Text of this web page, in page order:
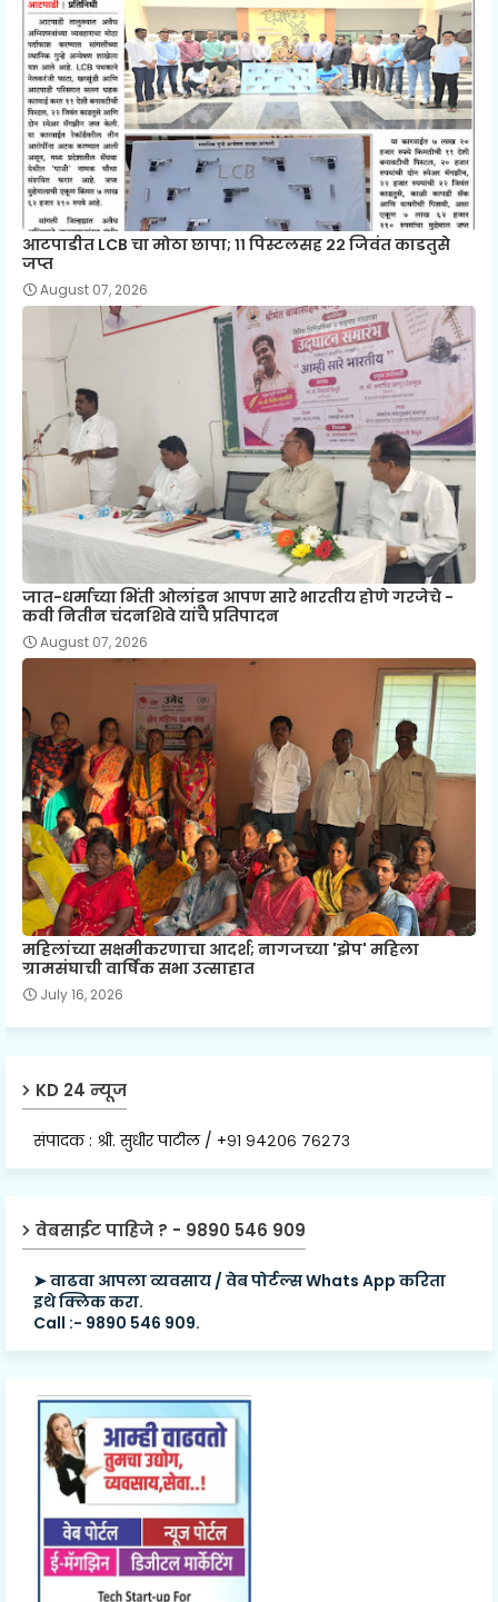
आटपाडीत LCB चा मोठा छापा; ११ पिस्टलसह २२ जिवंत काडतुसे
जप्त
August 07, 2026
जात-धर्माच्या भिंती ओलांडून आपण सारे भारतीय होणे गरजेचे -
कवी नितीन चंदनशिवे यांचे प्रतिपादन
August 07, 2026
महिलांच्या सक्षमीकरणाचा आदर्श; नागजच्या 'झेप' महिला
ग्रामसंघाची वार्षिक सभा उत्साहात
July 16, 2026
KD 24 न्यूज
संपादक : श्री. सुधीर पाटील / +९१ ९४२०६ ७६२७३
वेबसाईट पाहिजे ? - 9890 546 909
➤ वाढवा आपला व्यवसाय / वेब पोर्टल्स Whats App करिता
इथे क्लिक करा.
Call :- 9890 546 909.